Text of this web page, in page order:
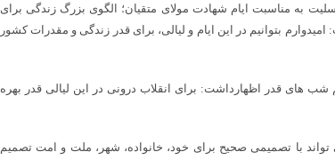
به مناسبت ایام شهادت مولای متقیان؛ الگوی بزرگ زندگی برای
بتوانیم در این ایام و لیالی، برای قدر زندگی و مقدرات کشور
شب های قدر اظهارداشت: برای انقلاب درونی در این لیالی قدر بهره
با تصمیمی صحیح برای خود، خانواده، شهر، ملت و امت تصمیم